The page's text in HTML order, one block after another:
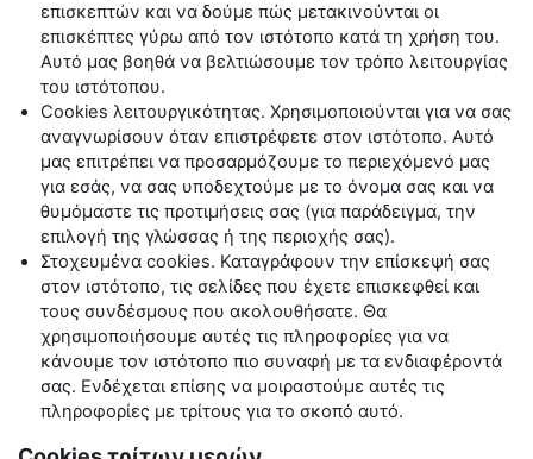
επισκεπτών και να δούμε πώς μετακινούνται οι
επισκέπτες γύρω από τον ιστότοπο κατά τη χρήση του.
Αυτό μας βοηθά να βελτιώσουμε τον τρόπο λειτουργίας
του ιστότοπου.
Cookies λειτουργικότητας. Χρησιμοποιούνται για να σας
αναγνωρίσουν όταν επιστρέφετε στον ιστότοπο. Αυτό
μας επιτρέπει να προσαρμόζουμε το περιεχόμενό μας
για εσάς, να σας υποδεχτούμε με το όνομα σας και να
θυμόμαστε τις προτιμήσεις σας (για παράδειγμα, την
επιλογή της γλώσσας ή της περιοχής σας).
Στοχευμέναcookies. Καταγράφουν την επίσκεψή σας
στον ιστότοπο, τις σελίδες που έχετε επισκεφθεί και
τους συνδέσμους που ακολουθήσατε. Θα
χρησιμοποιήσουμε αυτές τις πληροφορίες για να
κάνουμε τον ιστότοπο πιο συναφή με τα ενδιαφέροντά
σας. Ενδέχεται επίσης να μοιραστούμε αυτές τις
πληροφορίες με τρίτους για το σκοπό αυτό.